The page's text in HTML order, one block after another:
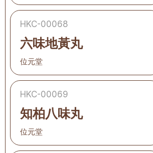
HKC-00068
六味地黃丸
位元堂
HKC-00069
知柏八味丸
位元堂